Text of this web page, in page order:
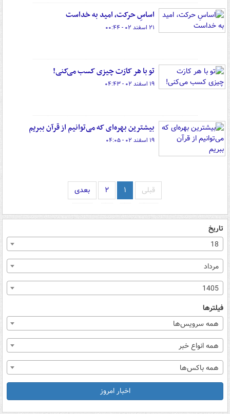
اساسِ حرکت، امید به خداست
۲۱ اسفند ۰۲ - ۰۰:۴۴
تو با هر کارَت چیزی کسب می‌کنی!
۱۹ اسفند ۰۲ - ۰۴:۴۳
بیشترین بهره‌ای که می‌توانیم از قرآن ببریم
۱۹ اسفند ۰۲ - ۰۴:۰۵
قبلی ۱ ۲ بعدی
تاریخ
18
مرداد
1405
فیلترها
همه سرویس‌ها
همه انواع خبر
همه باکس‌ها
اخبار امروز